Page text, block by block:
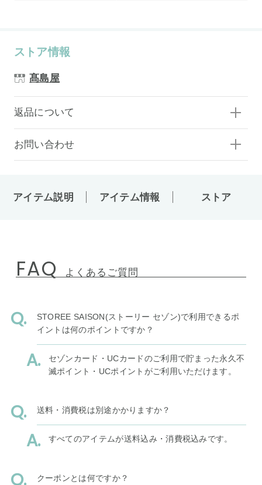
ストア情報
髙島屋
返品について
お問い合わせ
アイテム説明 アイテム情報 ストア
FAQ よくあるご質問
STOREE SAISON(ストーリー セゾン)で利用できるポ
イントは何のポイントですか？
セゾンカード・UCカードのご利用で貯まった永久不
滅ポイント・UCポイントがご利用いただけます。
送料・消費税は別途かかりますか？
すべてのアイテムが送料込み・消費税込みです。
クーポンとは何ですか？